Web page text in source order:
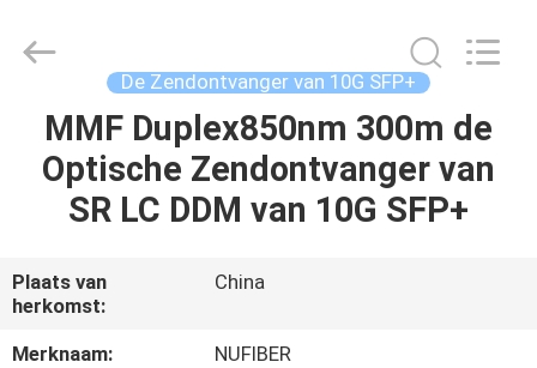
HUIS
PRODUCTEN
ONGEVEER
ONS
Digital
Technology
Reserved.
Developed
De Zendontvanger van 10G SFP+
MMF Duplex850nm 300m de
Optische Zendontvanger van
SR LC DDM van 10G SFP+
Plaats van
herkomst:
China
Merknaam:
NUFIBER